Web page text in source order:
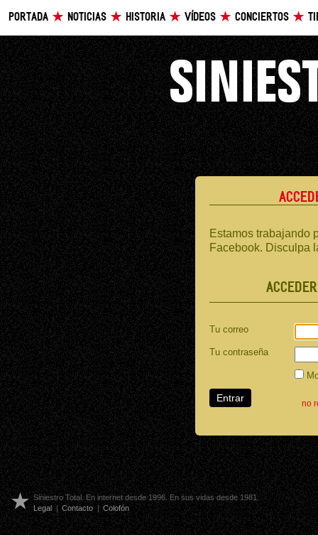
PORTADA NOTICIAS HISTORIA VÍDEOS CONCIERTOS
Estamos trabajando
Facebook. Disculpa
Tu correo
Tu contraseña
no
Siniestro Total. En internet desde 1996. En sus vidas desde 1981.
Legal | Contacto | Colofón